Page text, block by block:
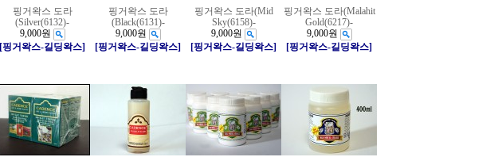
핑거왁스 도라
(Silver(6132)-
9,000원
[핑거왁스-길딩왁스]
핑거왁스 도라
(Black(6131)-
9,000원
[핑거왁스-길딩왁스]
핑거왁스 도라(Mid
Sky(6158)-
9,000원
[핑거왁스-길딩왁스]
핑거왁스 도라(Malahit
Gold(6217)-
9,000원
[핑거왁스-길딩왁스]